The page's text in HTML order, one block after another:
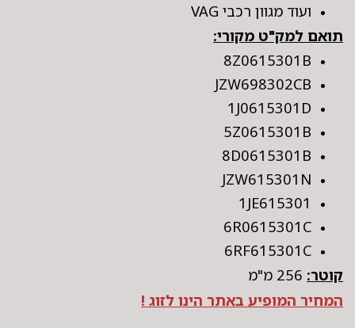
ועוד מגוון רכבי VAG
תואם למק"ט מקורי:
8Z0615301B
JZW698302CB
1J0615301D
5Z0615301B
8D0615301B
JZW615301N
1JE615301
6R0615301C
6RF615301C
קוטר:
המחיר המופיע באתר הינו לזוג !